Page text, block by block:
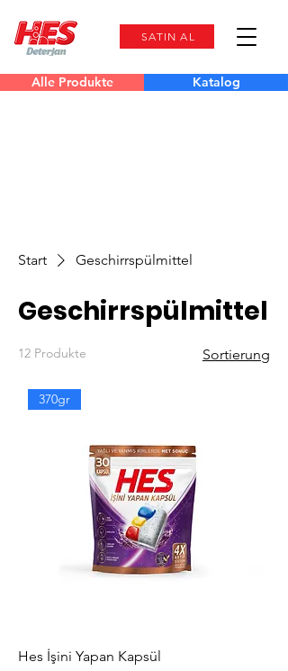
SATIN AL
Alle Produkte Katalog
Start Geschirrspülmittel
Geschirrspülmittel
12 Produkte Sortierung
370gr
Hes İşini Yapan Kapsül